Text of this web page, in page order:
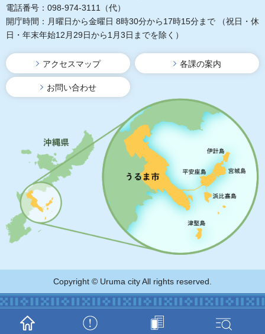
電話番号：098-974-3111（代）
開庁時間：月曜日から金曜日 8時30分から17時15分まで
（祝日・休
日・年末年始12月29日から1月3日までを除く）
アクセスマップ 各課の案内
お問い合わせ
Copyright © Uruma city All rights reserved.